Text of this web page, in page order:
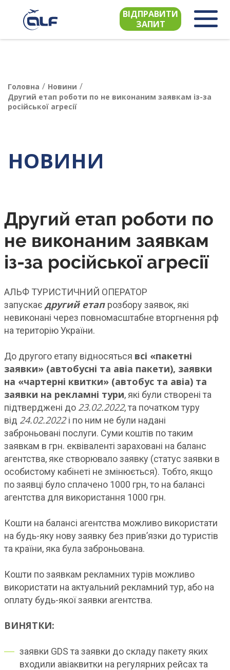
ВІДПРАВИТИ
ЗАПИТ
Головна / Новини /
Другий етап роботи по не виконаним заявкам із-за
російської агресії
НОВИНИ
Другий етап роботи по
не виконаним заявкам
із-за російської агресії
АЛЬФ ТУРИСТИЧНИЙ ОПЕРАТОР
запускає другий етап розбору заявок, які
невиконані через повномасштабне вторгнення рф
на територію України.
До другого етапу відносяться всі «пакетні
заявки» (автобусні та авіа пакети), заявки
на «чартерні квитки» (автобус та авіа) та
заявки на рекламні тури, які були створені та
підтверджені до 23.02.2022, та початком туру
від 24.02.2022і по ним не були надані
заброньовані послуги. Суми коштів по таким
заявкам в грн. еквіваленті зараховані на баланс
агентства, яке створювало заявку (статус заявки в
особистому кабінеті не змінюється). Тобто, якщо
по заявці було сплачено 1000 грн, то на балансі
агентства для використання 1000 грн.
Кошти на балансі агентства можливо використати
на будь-яку нову заявку без прив’язки до туристів
та країни, яка була заброньована.
Кошти по заявкам рекламних турів можливо
використати на актуальний рекламний тур, або на
оплату будь-якої заявки агентства.
ВИНЯТКИ:
заявки GDS та заявки до складу пакету яких
входили авіаквитки на регулярних рейсах та